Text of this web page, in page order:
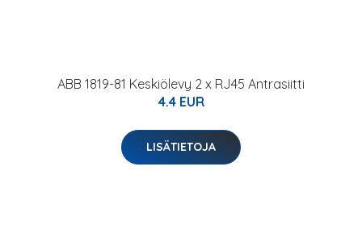
ABB 1819-81 Keskiölevy 2 x RJ45 Antrasiitti
4.4 EUR
LISÄTIETOJA